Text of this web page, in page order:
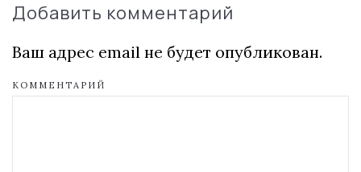
Добавить комментарий
Ваш адрес email не будет опубликован.
КОММЕНТАРИЙ